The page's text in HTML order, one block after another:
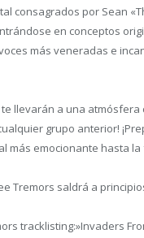
consagrados por Sean
en conceptos
más veneradas e
te llevarán a una
grupo anterior!
más emocionante hasta la
Tremors saldrá a
tracklisting:»Invaders